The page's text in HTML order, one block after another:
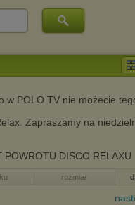
POLO TV nie możecie
Zapraszamy na
POWROTU DISCO RELAXU
rozmiar